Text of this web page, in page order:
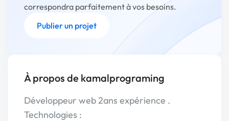
correspondra parfaitement à vos besoins.
Publier un projet
À propos de kamalprograming
Développeur web 2ans expérience .
Technologies :